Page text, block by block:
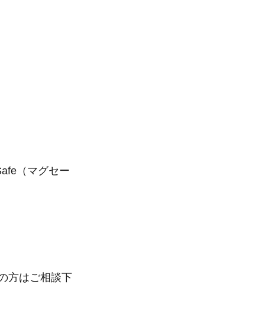
（マグセー
方はご相談下